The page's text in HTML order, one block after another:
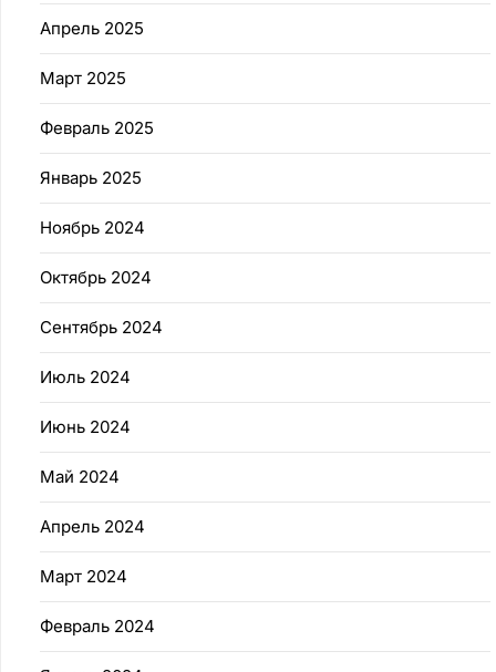
Апрель 2025
Март 2025
Февраль 2025
Январь 2025
Ноябрь 2024
Октябрь 2024
Сентябрь 2024
Июль 2024
Июнь 2024
Май 2024
Апрель 2024
Март 2024
Февраль 2024